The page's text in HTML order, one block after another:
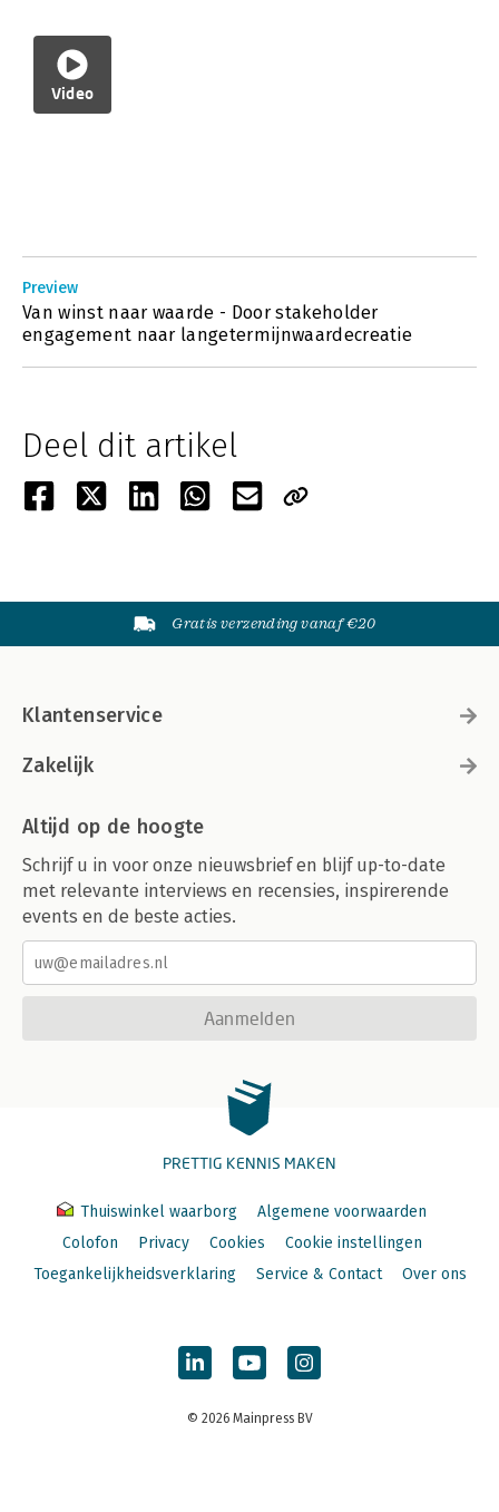
Video
Preview
Van winst naar waarde - Door stakeholder
engagement naar langetermijnwaardecreatie
Deel dit artikel
Gratis verzending vanaf €20
Klantenservice
Zakelijk
Altijd op de hoogte
Schrijf u in voor onze nieuwsbrief en blijf up-to-date
met relevante interviews en recensies, inspirerende
events en de beste acties.
Aanmelden
PRETTIG KENNIS MAKEN
Thuiswinkel waarborg
Algemene voorwaarden
Colofon
Privacy Cookies
Cookie instellingen
Toegankelijkheidsverklaring
Service & Contact Over ons
© 2026 Mainpress BV